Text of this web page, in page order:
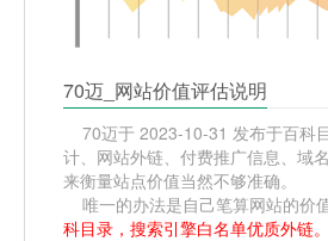
70迈_网站价值评估说明
70迈于 2023-10-31 发布于百科
计、网站外链、付费推广信息、域
来衡量站点价值当然不够准确。
唯一的办法是自己笔算网站的价
科目录，搜索引擎白名单优质外链。